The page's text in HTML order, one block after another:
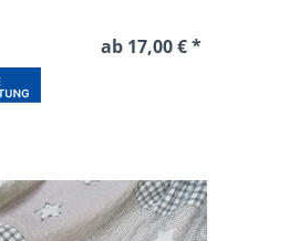
ab 17,00 € *